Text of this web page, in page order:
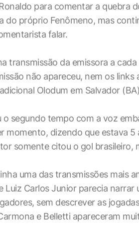
para comentar a quebra
do próprio Fenômeno, mas
falar.
transmissão da emissora a
não apareceu, nem os links
Olodum em Salvador
o segundo tempo com a voz
momento, dizendo que estava 5
somente citou o gol brasileiro,
uma das transmissões mais
Luiz Carlos Junior parecia
sem descrever as
e Belletti apareceram